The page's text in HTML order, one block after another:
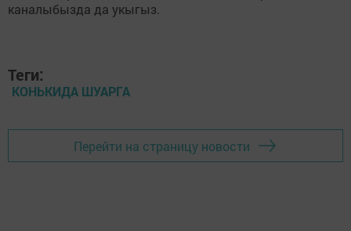
каналыбызда да укыгыз.
Теги:
КОНЬКИДА ШУАРГА
Перейти на страницу новости